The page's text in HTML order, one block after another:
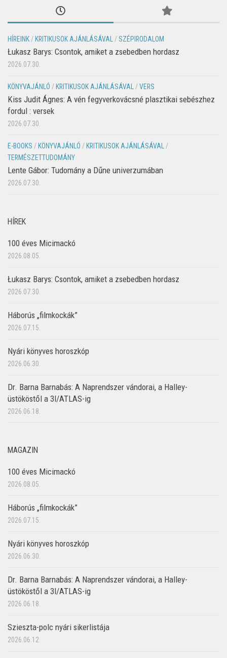
HÍREINK/ KRITIKUSOK AJÁNLÁSÁVAL/ SZÉPIRODALOM
Łukasz Barys: Csontok, amiket a zsebedben hordasz
2026.07.30.
KÖNYVAJÁNLÓ / KRITIKUSOK AJÁNLÁSÁVAL/VERS
Kiss Judit Ágnes: A vén fegyverkovácsné plasztikai sebészhez
fordul : versek
2026.07.30.
E-BOOKS / KÖNYVAJÁNLÓ / KRITIKUSOK AJÁNLÁSÁVAL/
TERMÉSZETTUDOMÁNY
Lente Gábor: Tudomány a Dűne univerzumában
2026.07.30.
HÍREK
100 éves Micimackó
2026.08.05.
Łukasz Barys: Csontok, amiket a zsebedben hordasz
2026.07.30.
Háborús „filmkockák”
2026.07.15.
Nyári könyves horoszkóp
2026.06.30.
Dr. Barna Barnabás: A Naprendszer vándorai, a Halley-
üstököstől a 3I/ATLAS-ig
2026.06.18.
MAGAZIN
100 éves Micimackó
2026.08.05.
Háborús „filmkockák”
2026.07.15.
Nyári könyves horoszkóp
2026.06.30.
Dr. Barna Barnabás: A Naprendszer vándorai, a Halley-
üstököstől a 3I/ATLAS-ig
2026.06.18.
Szieszta-polc nyári sikerlistája
2026.06.12.